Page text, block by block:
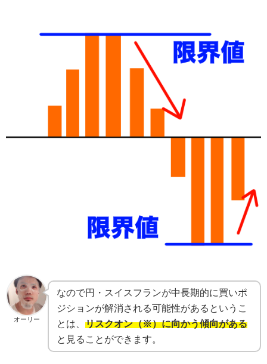
オーリー
なので円・スイスフランが中長期的に買いポ
ジションが解消される可能性があるというこ
とは、 リスクオン（※）に向かう傾向がある
と見ることができます。